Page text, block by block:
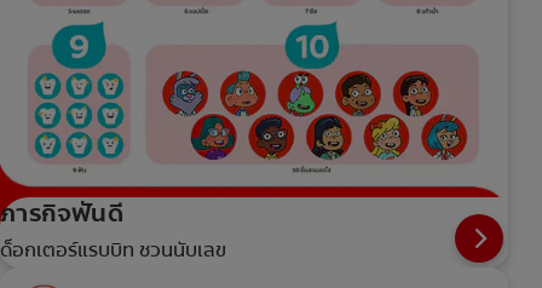
ภารกิจฟันดี
ด็อกเตอร์แรบบิท ชวนนับเลข